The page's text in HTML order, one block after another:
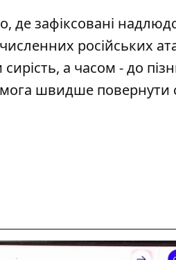
де зафіксовані
російських
а часом - до
швидше повернути